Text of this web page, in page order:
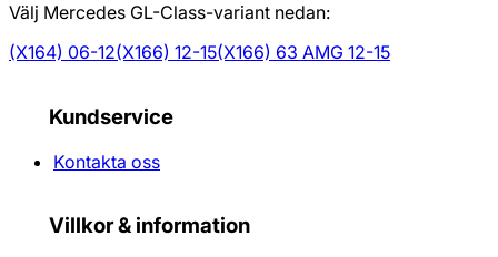
Välj Mercedes GL-Class-variant nedan:
(X164) 06-12(X166) 12-15(X166) 63 AMG 12-15
Kundservice
Kontakta oss
Villkor & information